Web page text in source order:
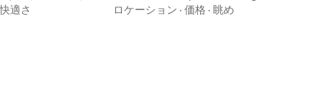
を活かしたカク
快適さ
it is a bonus to enjoy onsen all night long.
ロケーション · 価格 · 眺め